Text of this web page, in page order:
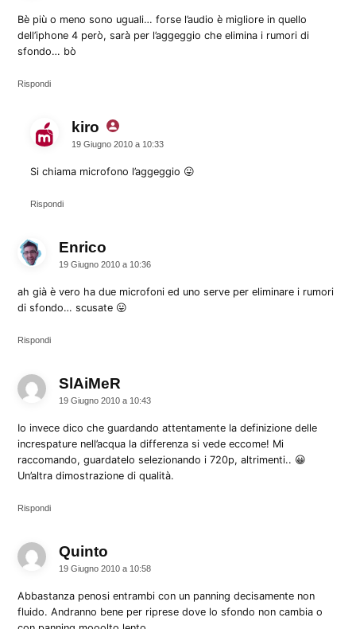
Bè più o meno sono uguali… forse l’audio è migliore in quello
dell’iphone 4 però, sarà per l’aggeggio che elimina i rumori di
sfondo… bò
Rispondi
kiro dice:
19 Giugno 2010 a 10:33
Si chiama microfono l’aggeggio 😛
Rispondi
Enrico
19 Giugno 2010 a 10:36
ah già è vero ha due microfoni ed uno serve per eliminare i rumori
di sfondo… scusate 😛
Rispondi
SlAiMeR
19 Giugno 2010 a 10:43
Io invece dico che guardando attentamente la definizione delle
increspature nell’acqua la differenza si vede eccome! Mi
raccomando, guardatelo selezionando i 720p, altrimenti.. 😀
Un’altra dimostrazione di qualità.
Rispondi
Quinto
19 Giugno 2010 a 10:58
Abbastanza penosi entrambi con un panning decisamente non
fluido. Andranno bene per riprese dove lo sfondo non cambia o